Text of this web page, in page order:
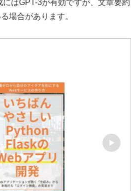
はGPT-3が有効ですが、文章要約
場合があります。